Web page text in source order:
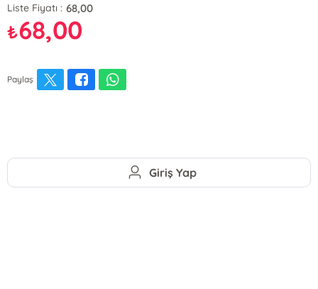
Liste Fiyatı : 68,00
₺68,00
Paylaş
Giriş Yap